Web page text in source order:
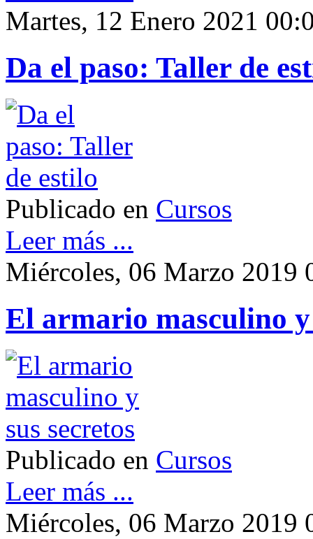
Martes, 12 Enero 2021
Da el paso: Taller de
Publicado en Cursos
Leer más ...
Miércoles, 06 Marzo 2019
El armario masculino y
Publicado en Cursos
Leer más ...
Miércoles, 06 Marzo 2019